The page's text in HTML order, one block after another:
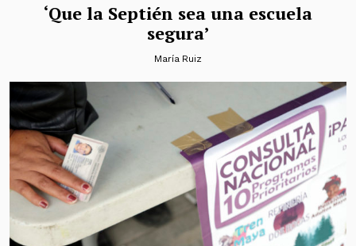
‘Que la Septién sea una escuela
segura’
María Ruiz